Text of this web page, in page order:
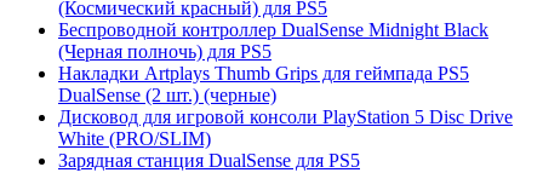
(Космический красный) для PS5
Беспроводной контроллер DualSense Midnight Black
(Черная полночь) для PS5
Накладки Artplays Thumb Grips для геймпада PS5
DualSense (2 шт.) (черные)
Дисковод для игровой консоли PlayStation 5 Disc Drive
White (PRO/SLIM)
Зарядная станция DualSense для PS5